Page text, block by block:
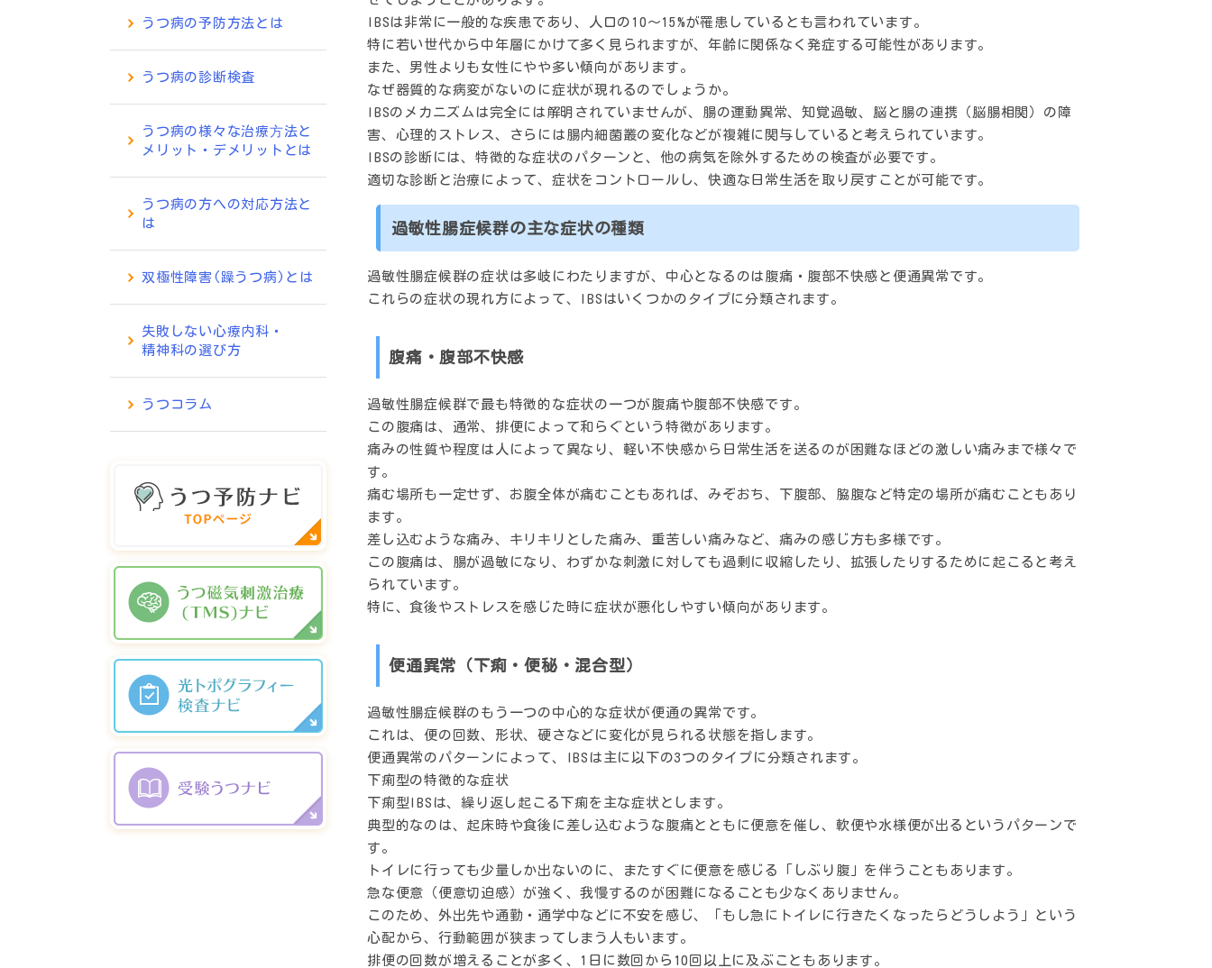
IBSは非常に一般的な疾患であり、人口の10〜15%が罹患しているとも言われています。
特に若い世代から中年層にかけて多く見られますが、年齢に関係なく発症する可能性があります。
また、男性よりも女性にやや多い傾向があります。
なぜ器質的な病変がないのに症状が現れるのでしょうか。
IBSのメカニズムは完全には解明されていませんが、腸の運動異常、知覚過敏、脳と腸の連携（脳腸相関）の障
害、心理的ストレス、さらには腸内細菌叢の変化などが複雑に関与していると考えられています。
IBSの診断には、特徴的な症状のパターンと、他の病気を除外するための検査が必要です。
適切な診断と治療によって、症状をコントロールし、快適な日常生活を取り戻すことが可能です。
過敏性腸症候群の主な症状の種類
過敏性腸症候群の症状は多岐にわたりますが、中心となるのは腹痛・腹部不快感と便通異常です。
これらの症状の現れ方によって、IBSはいくつかのタイプに分類されます。
腹痛・腹部不快感
過敏性腸症候群で最も特徴的な症状の一つが腹痛や腹部不快感です。
この腹痛は、通常、排便によって和らぐという特徴があります。
痛みの性質や程度は人によって異なり、軽い不快感から日常生活を送るのが困難なほどの激しい痛みまで様々で
す。
痛む場所も一定せず、お腹全体が痛むこともあれば、みぞおち、下腹部、脇腹など特定の場所が痛むこともあり
ます。
差し込むような痛み、キリキリとした痛み、重苦しい痛みなど、痛みの感じ方も多様です。
この腹痛は、腸が過敏になり、わずかな刺激に対しても過剰に収縮したり、拡張したりするために起こると考え
られています。
特に、食後やストレスを感じた時に症状が悪化しやすい傾向があります。
便通異常（下痢・便秘・混合型）
過敏性腸症候群のもう一つの中心的な症状が便通の異常です。
これは、便の回数、形状、硬さなどに変化が見られる状態を指します。
便通異常のパターンによって、IBSは主に以下の3つのタイプに分類されます。
下痢型の特徴的な症状
下痢型IBSは、繰り返し起こる下痢を主な症状とします。
典型的なのは、起床時や食後に差し込むような腹痛とともに便意を催し、軟便や水様便が出るというパターンで
す。
トイレに行っても少量しか出ないのに、またすぐに便意を感じる「しぶり腹」を伴うこともあります。
急な便意（便意切迫感）が強く、我慢するのが困難になることも少なくありません。
このため、外出先や通勤・通学中などに不安を感じ、「もし急にトイレに行きたくなったらどうしよう」という
心配から、行動範囲が狭まってしまう人もいます。
排便の回数が増えることが多く、1日に数回から10回以上に及ぶこともあります。
うつ病の予防方法とは
うつ病の診断検査
うつ病の様々な治療⽅法と
メリット・デメリットとは
うつ病の方への対応方法と
は
双極性障害(躁うつ病)とは
失敗しない心療内科・
精神科の選び方
うつコラム